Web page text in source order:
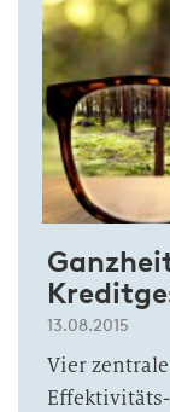
13.08.2015
Vier